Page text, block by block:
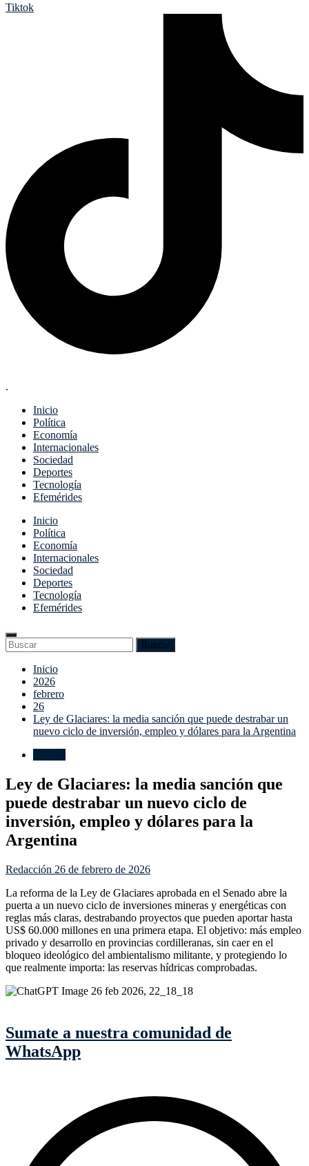
Tiktok
.
Inicio
Política
Economía
Internacionales
Sociedad
Deportes
Tecnología
Efemérides
Menu
Inicio
Política
Economía
Internacionales
Sociedad
Deportes
Tecnología
Efemérides
Enter
Keyword
Search
for:
Buscar
Search
Saltar
contenido
Inicio
2026
febrero
26
Ley de Glaciares: la media sanción que puede destrabar un
nuevo ciclo de inversión, empleo y dólares para la Argentina
Ley de Glaciares: la media sanción que
puede destrabar un nuevo ciclo de
inversión, empleo y dólares para la
Argentina
Redacción 26 de febrero de 2026
La reforma de la Ley de Glaciares aprobada en el Senado abre la
puerta a un nuevo ciclo de inversiones mineras y energéticas con
reglas más claras, destrabando proyectos que pueden aportar hasta
US$ 60.000 millones en una primera etapa. El objetivo: más empleo
privado y desarrollo en provincias cordilleranas, sin caer en el
bloqueo ideológico del ambientalismo militante, y protegiendo lo
que realmente importa: las reservas hídricas comprobadas.
Sumate a nuestra comunidad de
WhatsApp